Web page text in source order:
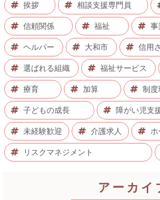
挨拶 相談支援専門員
信頼関係 福祉 事
ヘルパー 大和市 信用
選ばれる組織 福祉サービス
療育 加算 制度
子どもの成長 障がい児支
未経験歓迎 介護求人 ホ
リスクマネジメント
アーカイ